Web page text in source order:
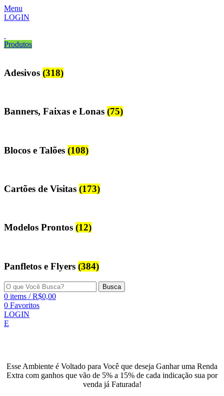
Menu
LOGIN
Produtos
Adesivos (318)
Banners, Faixas e Lonas (75)
Blocos e Talões (108)
Cartões de Visitas (173)
Modelos Prontos (12)
Panfletos e Flyers (384)
Busca
0 items / R$0,00
0 Favoritos
LOGIN
E
Esse Ambiente é Voltado para Você que deseja Ganhar uma Renda
Extra com ganhos que vão de 5% a 15% de cada indicação sua por
venda já Faturada!